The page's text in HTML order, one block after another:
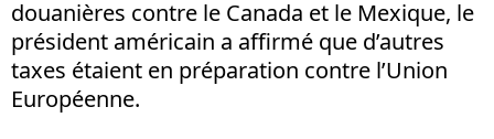
douanières contre le Canada et le Mexique, le
président américain a affirmé que d’autres
taxes étaient en préparation contre l’Union
Européenne.